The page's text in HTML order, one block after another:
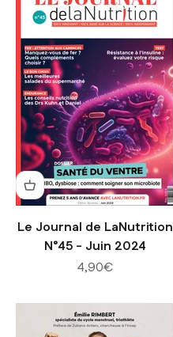
Le Journal de LaNutrition
N°45 - Juin 2024
Prix de vente
4,90€